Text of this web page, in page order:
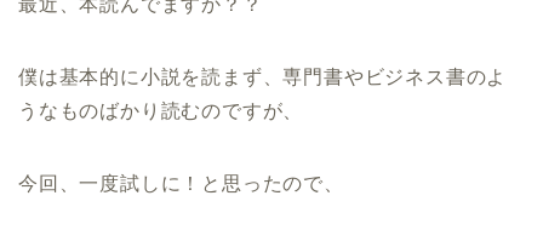
最近、本読んでますか？？
僕は基本的に小説を読まず、専門書やビジネス書のよ
うなものばかり読むのですが、
今回、一度試しに！と思ったので、